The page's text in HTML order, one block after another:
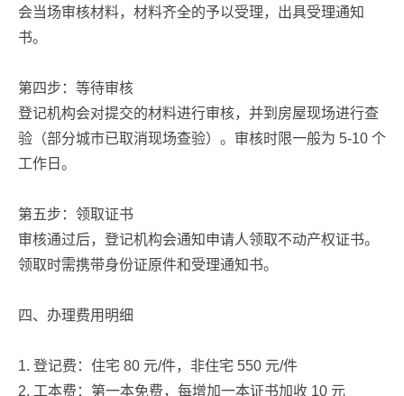
会当场审核材料，材料齐全的予以受理，出具受理通知
书。
第四步：等待审核
登记机构会对提交的材料进行审核，并到房屋现场进行查
验（部分城市已取消现场查验）。审核时限一般为 5-10 个
工作日。
第五步：领取证书
审核通过后，登记机构会通知申请人领取不动产权证书。
领取时需携带身份证原件和受理通知书。
四、办理费用明细
1. 登记费：住宅 80 元/件，非住宅 550 元/件
2. 工本费：第一本免费，每增加一本证书加收 10 元